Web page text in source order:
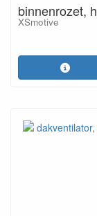
binnenrozet,
XSmotive